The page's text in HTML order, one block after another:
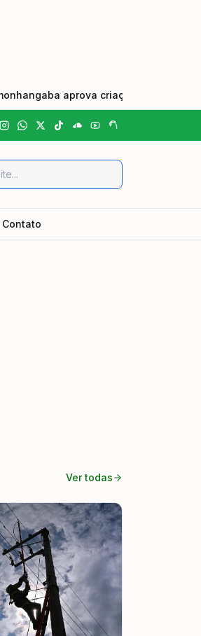
aprova criação do Dia Municipal
Contato
Ver todas